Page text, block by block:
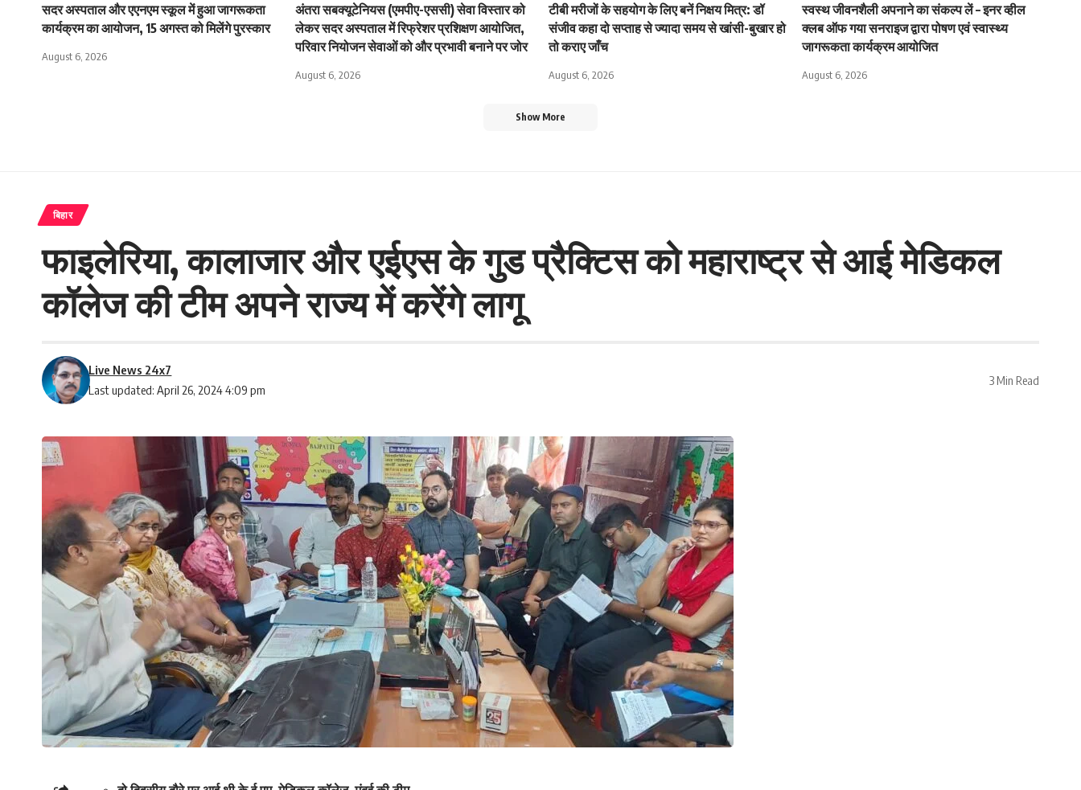
सदर अस्पताल और एएनएम स्कूल में हुआ जागरूकता
कार्यक्रम का आयोजन, 15 अगस्त को मिलेंगे पुरस्कार
August 6, 2026
अंतरा सबक्यूटेनियस (एमपीए-एससी) सेवा विस्तार को
लेकर सदर अस्पताल में रिफ्रेशर प्रशिक्षण आयोजित,
परिवार नियोजन सेवाओं को और प्रभावी बनाने पर जोर
August 6, 2026
टीबी मरीजों के सहयोग के लिए बनें निक्षय मित्र: डॉ
संजीव कहा दो सप्ताह से ज्यादा समय से खांसी-बुखार हो
तो कराए जाँच
August 6, 2026
स्वस्थ जीवनशैली अपनाने का संकल्प लें – इनर व्हील
क्लब ऑफ गया सनराइज द्वारा पोषण एवं स्वास्थ्य
जागरूकता कार्यक्रम आयोजित
August 6, 2026
Show More
बिहार
फाइलेरिया, कालाजार और एईएस के गुड प्रैक्टिस को महाराष्ट्र से आई मेडिकल
कॉलेज की टीम अपने राज्य में करेंगे लागू
Last updated: April 26, 2024 4:09 pm
Live News 24x7
3 Min Read